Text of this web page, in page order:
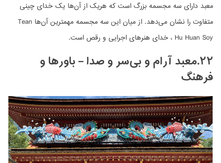
معبد دارای سه مجسمه بزرگ است که هریک از آن‌ها یک خدای چینی
متفاوت را نشان می‌دهد. از میان این سه مجسمه مهمترین آن‌ها Tean
Hu Huan Soy ، خدای هنرهای اجرایی و رقص است.
۲۲.معبد آرام و بی‌سر و صدا – باورها و
فرهنگ